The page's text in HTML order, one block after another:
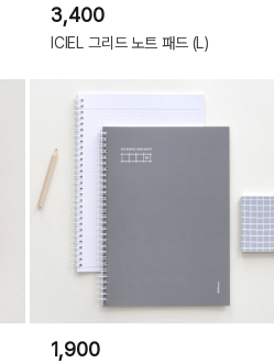
3,400
ICIEL 그리드 노트 패드 (L)
1,900